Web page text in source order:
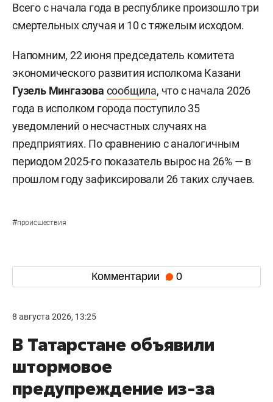
Всего с начала года в республике произошло три
смертельных случая и 10 с тяжелым исходом.
Напомним, 22 июня председатель комитета
экономического развития исполкома Казани
Гузель Мингазова сообщила, что с начала 2026
года в исполком города поступило 35
уведомлений о несчастных случаях на
предприятиях. По сравнению с аналогичным
периодом 2025-го показатель вырос на 26% — в
прошлом году зафиксировали 26 таких случаев.
#происшествия
Комментарии 0
8 августа 2026, 13:25
В Татарстане объявили
штормовое
предупреждение из-за